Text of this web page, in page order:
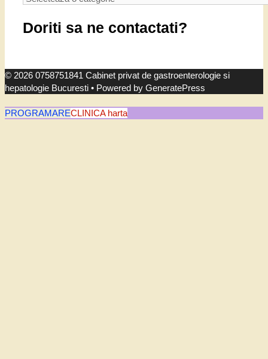
Doriti sa ne contactati?
© 2026 0758751841 Cabinet privat de gastroenterologie si
hepatologie Bucuresti • Powered by GeneratePress
PROGRAMARECLINICA harta